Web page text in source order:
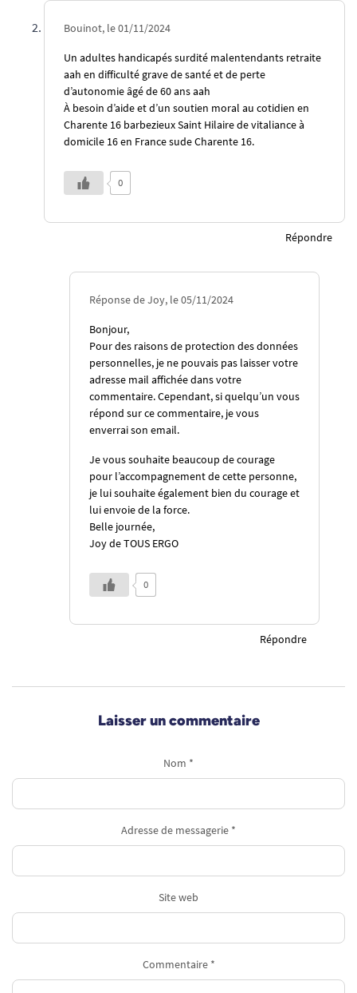
Bouinot, le 01/11/2024
Un adultes handicapés surdité malentendants retraite
aah en difficulté grave de santé et de perte
d’autonomie âgé de 60 ans aah
À besoin d’aide et d’un soutien moral au cotidien en
Charente 16 barbezieux Saint Hilaire de vitaliance à
domicile 16 en France sude Charente 16.
0
Répondre
Réponse de Joy, le 05/11/2024
Bonjour,
Pour des raisons de protection des données
personnelles, je ne pouvais pas laisser votre
adresse mail affichée dans votre
commentaire. Cependant, si quelqu’un vous
répond sur ce commentaire, je vous
enverrai son email.
Je vous souhaite beaucoup de courage
pour l’accompagnement de cette personne,
je lui souhaite également bien du courage et
lui envoie de la force.
Belle journée,
Joy de TOUS ERGO
0
Répondre
Laisser un commentaire
Nom *
Adresse de messagerie *
Site web
Commentaire *